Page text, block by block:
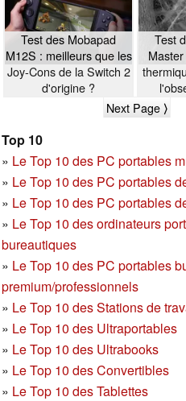
Test des Mobapad
M12S : meilleurs que les
Joy-Cons de la Switch 2
d'origine ?
Test
Next Page ⟩
Top 10
» Le Top 10 des PC portables
» Le Top 10 des PC portables
» Le Top 10 des PC portables
» Le Top 10 des ordinateurs
bureautiques
» Le Top 10 des PC portables
premium/professionnels
» Le Top 10 des Stations de
» Le Top 10 des Ultraportables
» Le Top 10 des Ultrabooks
» Le Top 10 des Convertibles
» Le Top 10 des Tablettes